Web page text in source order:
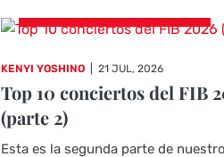
KENYI YOSHINO 21 JUL, 2026
Top 10 conciertos del FIB
(parte 2)
Esta es la segunda parte de